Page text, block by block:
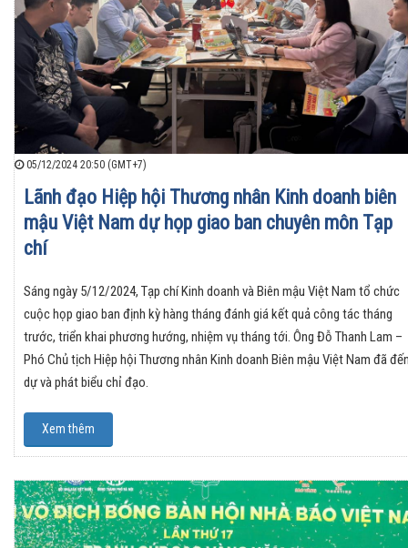
05/12/2024 20:50 (GMT+7)
Lãnh đạo Hiệp hội Thương nhân Kinh doanh biên
mậu Việt Nam dự họp giao ban chuyên môn Tạp
chí
Sáng ngày 5/12/2024, Tạp chí Kinh doanh và Biên mậu Việt Nam tổ chức
cuộc họp giao ban định kỳ hàng tháng đánh giá kết quả công tác tháng
trước, triển khai phương hướng, nhiệm vụ tháng tới. Ông Đỗ Thanh Lam –
Phó Chủ tịch Hiệp hội Thương nhân Kinh doanh Biên mậu Việt Nam đã
dự và phát biểu chỉ đạo.
Xem thêm